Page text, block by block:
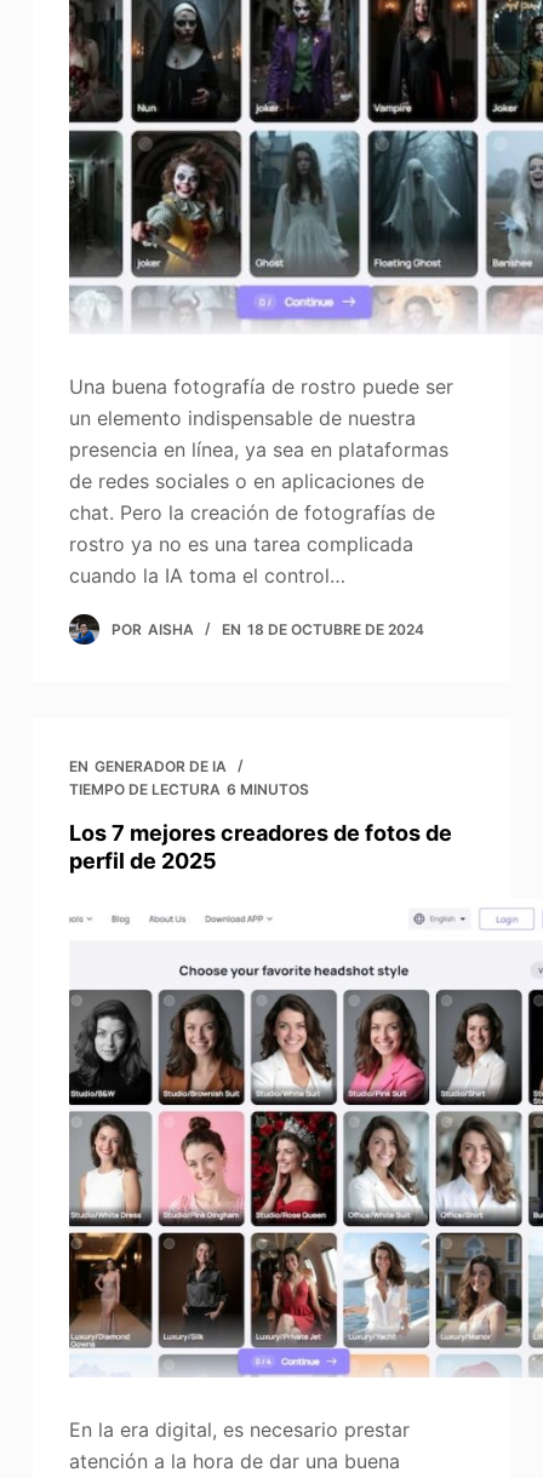
Una buena fotografía de rostro puede ser
un elemento indispensable de nuestra
presencia en línea, ya sea en plataformas
de redes sociales o en aplicaciones de
chat. Pero la creación de fotografías de
rostro ya no es una tarea complicada
cuando la IA toma el control…
POR AISHA EN 18 DE OCTUBRE DE 2024
EN GENERADOR DE IA
TIEMPO DE LECTURA 6 MINUTOS
Los 7 mejores creadores de fotos de
perfil de 2025
En la era digital, es necesario prestar
atención a la hora de dar una buena